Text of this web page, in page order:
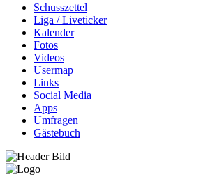
Schusszettel
Liga / Liveticker
Kalender
Fotos
Videos
Usermap
Links
Social Media
Apps
Umfragen
Gästebuch